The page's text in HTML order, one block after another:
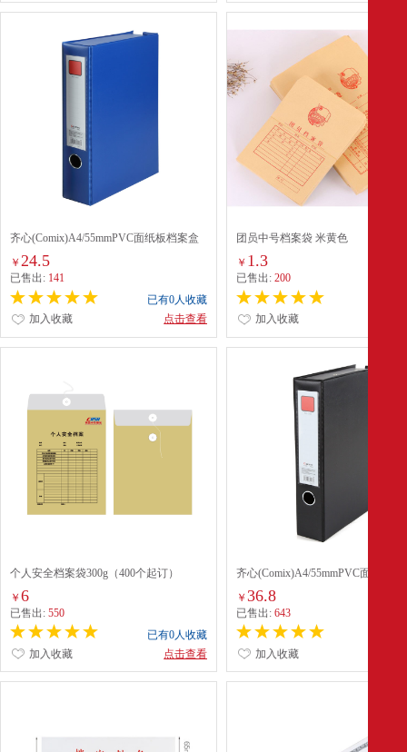
齐心(Comix)A4/55mmPVC面纸板档案盒
(A1297)
￥ 24.5
已售出: 141
已有0人收藏
点击查看
加入收藏
团员中号档案袋 米黄色
￥ 1.3
已售出:200
加入收藏
个人安全档案袋300g（400个起订）
￥ 6
已售出: 550
已有0人收藏
点击查看
加入收藏
齐心(Comix)A4/55mmPVC面纸板档
￥36.8
已售出:643
加入收藏